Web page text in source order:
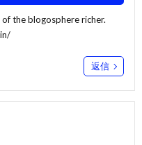
the blogosphere richer.
返信